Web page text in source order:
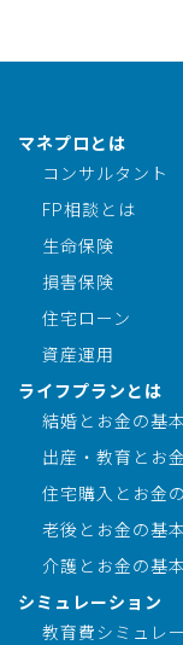
マネプロとは
コンサルタント
FP相談とは
生命保険
損害保険
住宅ローン
資産運用
ライフプランとは
結婚とお金の基本
出産・教育とお
住宅購入とお金
老後とお金の基本
介護とお金の基本
シミュレーション
教育費シミュレ